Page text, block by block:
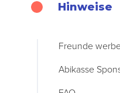
Hinweise
Freunde
Abikasse